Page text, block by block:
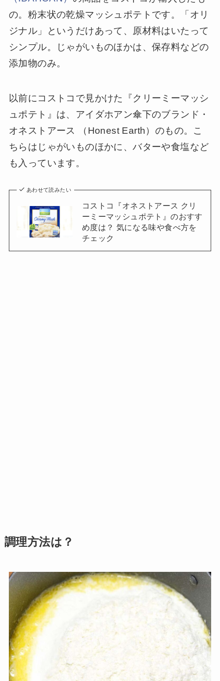
の。粉末状の乾燥マッシュポテトです。「オリ
ジナル」というだけあって、原材料はいたって
シンプル。じゃがいものほかは、保存料などの
添加物のみ。
以前にコストコで見かけた『クリーミーマッシ
ュポテト』は、アイダホアン傘下のブランド・
オネストアース （Honest Earth）のもの。こ
ちらはじゃがいものほかに、バターや食塩など
も入っています。
あわせて読みたい
コストコ『オネストアース クリ
ーミーマッシュポテト』のおすす
め度は？ 気になる味や食べ方を
チェック
調理方法は？